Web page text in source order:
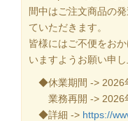
間中はご注文商品の
ていただきます。
皆様にはご不便をお
いますようお願い申し
◆休業期間 -> 2026
業務再開 -> 2026
◆詳細 -> https://